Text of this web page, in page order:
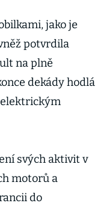
jako je
potvrdila
na plně
dekády hodlá
elektrickým
svých aktivit v
motorů a
do